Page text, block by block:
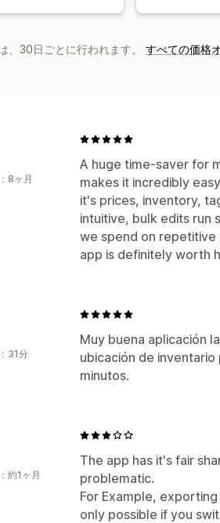
、30日ごとに行われます。 すべての価格
A huge time-saver for
makes it incredibly
it's prices, inventory,
intuitive, bulk edits run
we spend on repetitive
app is definitely worth
8ヶ月
Muy buena aplicación
ubicación de
minutos.
31分
The app has it's fair
problematic.
For Example,
only possible if you
約1ヶ月